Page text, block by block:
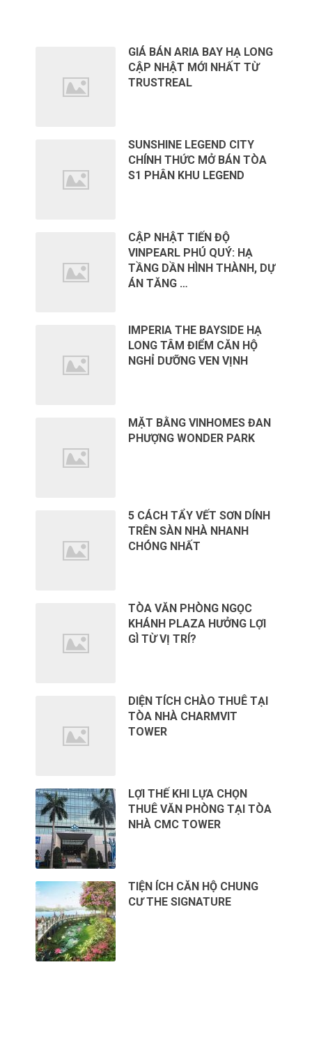
GIÁ BÁN ARIA BAY HẠ LONG
CẬP NHẬT MỚI NHẤT TỪ
TRUSTREAL
SUNSHINE LEGEND CITY
CHÍNH THỨC MỞ BÁN TÒA
S1 PHÂN KHU LEGEND
CẬP NHẬT TIẾN ĐỘ
VINPEARL PHÚ QUÝ: HẠ
TẦNG DẦN HÌNH THÀNH, DỰ
ÁN TĂNG …
IMPERIA THE BAYSIDE HẠ
LONG TÂM ĐIỂM CĂN HỘ
NGHỈ DƯỠNG VEN VỊNH
MẶT BẰNG VINHOMES ĐAN
PHƯỢNG WONDER PARK
5 CÁCH TẨY VẾT SƠN DÍNH
TRÊN SÀN NHÀ NHANH
CHÓNG NHẤT
TÒA VĂN PHÒNG NGỌC
KHÁNH PLAZA HƯỞNG LỢI
GÌ TỪ VỊ TRÍ?
DIỆN TÍCH CHÀO THUÊ TẠI
TÒA NHÀ CHARMVIT
TOWER
LỢI THẾ KHI LỰA CHỌN
THUÊ VĂN PHÒNG TẠI TÒA
NHÀ CMC TOWER
TIỆN ÍCH CĂN HỘ CHUNG
CƯ THE SIGNATURE